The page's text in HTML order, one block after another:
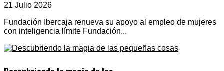
21 Julio 2026
Fundación Ibercaja renueva su apoyo al empleo de mujeres
con inteligencia límite Fundación...